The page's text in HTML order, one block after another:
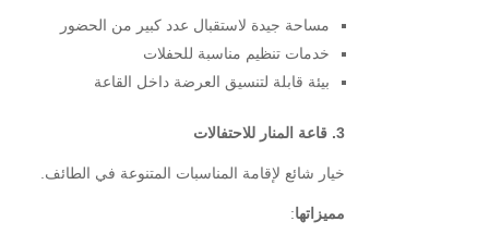
مساحة جيدة لاستقبال عدد كبير من الحضور
خدمات تنظيم مناسبة للحفلات
بيئة قابلة لتنسيق العرضة داخل القاعة
3. قاعة المنار للاحتفالات
خيار شائع لإقامة المناسبات المتنوعة في الطائف.
مميزاتها: